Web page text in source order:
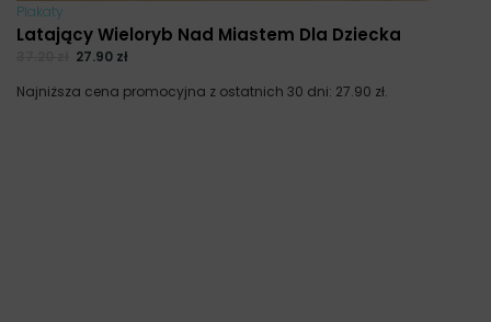
Plakaty
Latający Wieloryb Nad Miastem Dla Dziecka
27.90 zł
Najniższa cena promocyjna z ostatnich 30 dni: 27.90 zł.